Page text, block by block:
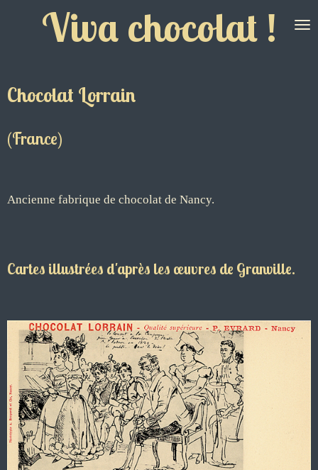
PasserViva chocolat !
Chocolat Lorrain
(France)
Ancienne fabrique de chocolat de Nancy.
Cartes illustrées d'après les œuvres de Granville.